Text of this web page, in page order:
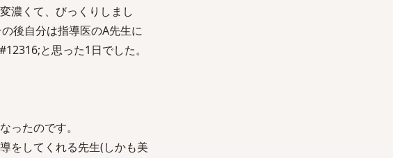
濃くて、びっくりしまし
後自分は指導医のA先生に
と思った1日でした。
ったのです。
をしてくれる先生(しかも美